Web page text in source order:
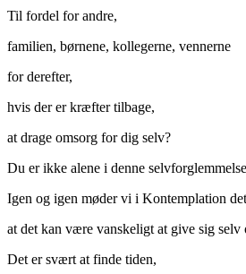
Til fordel for andre,
familien, børnene, kollegerne, vennerne
for derefter,
hvis der er kræfter tilbage,
at drage omsorg for dig selv?
Du er ikke alene i denne
Igen og igen møder vi i Kontemplation
at det kan være vanskeligt at give sig selv
Det er svært at finde tiden,